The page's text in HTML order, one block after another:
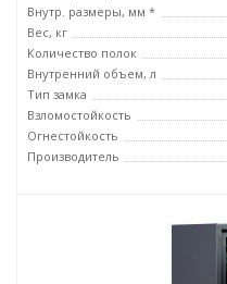
Внутр. размеры, мм *
Вес, кг
Количество полок
Внутренний объем, л
Тип замка
Взломостойкость
Огнестойкость
Производитель